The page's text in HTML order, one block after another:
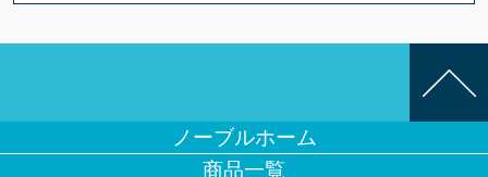
ノーブルホーム
商品一覧